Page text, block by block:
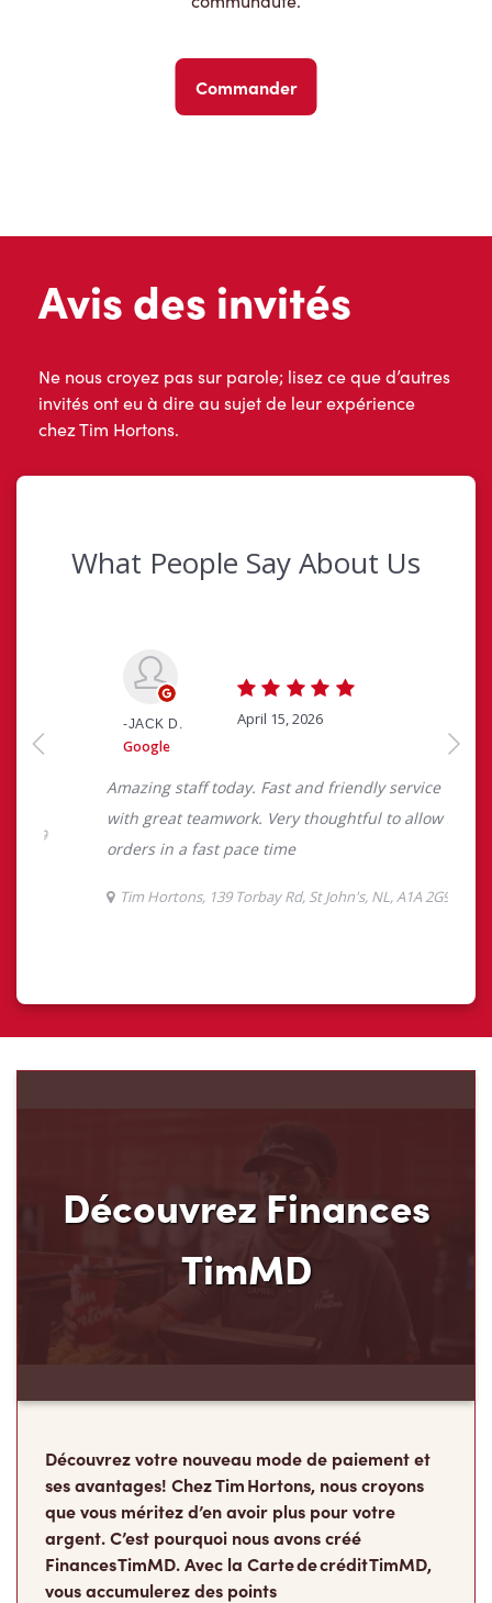
Commander
Avis des invités
Ne nous croyez pas sur parole; lisez ce que d’autres
invités ont eu à dire au sujet de leur expérience
chez Tim Hortons.
Découvrez Finances
TimMD
Découvrez votre nouveau mode de paiement et
ses avantages! Chez Tim Hortons, nous croyons
que vous méritez d’en avoir plus pour votre
argent. C’est pourquoi nous avons créé
Finances TimMD. Avec la Carte de crédit TimMD,
vous accumulerez des points